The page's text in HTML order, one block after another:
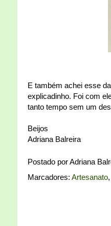
E também achei esse
explicadinho. Foi com
tanto tempo sem um
Beijos
Adriana Balreira
Postado porAdriana
Marcadores: Artesanato,